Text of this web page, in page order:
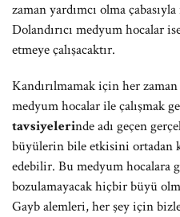
zaman yardımcı olma
Dolandırıcı medyum hocalar
etmeye çalışacaktır.
Kandırılmamak için her
medyum hocalar ile çalışmak
tavsiyelerinde adı geçen
büyülerin bile etkisini ortadan
edebilir. Bu medyum hocalara
bozulamayacak hiçbir büyü
Gayb alemleri, her şey için